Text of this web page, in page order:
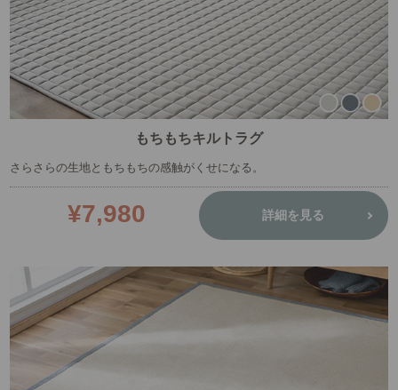
もちもちキルトラグ
さらさらの生地ともちもちの感触がくせになる。
¥7,980 詳細を見る